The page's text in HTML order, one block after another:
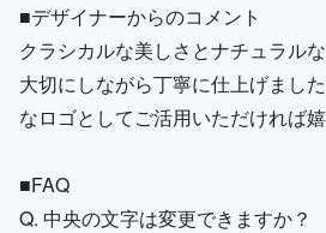
■デザイナーからのコメント
クラシカルな美しさとナチュラル
大切にしながら丁寧に仕上げまし
なロゴとしてご活用いただければ嬉
■FAQ
Q. 中央の文字は変更できますか？